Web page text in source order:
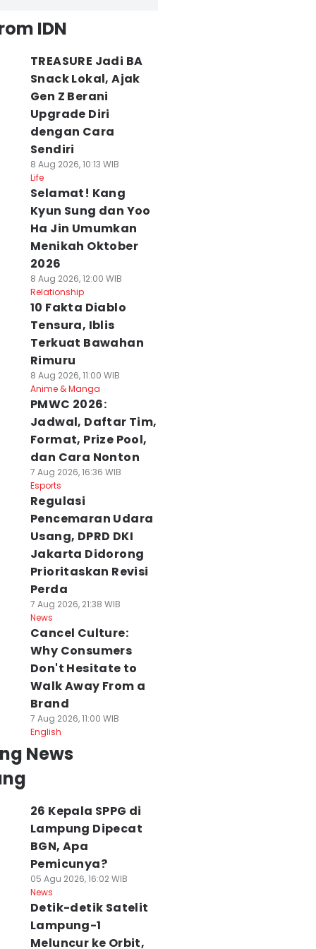
IDN
TREASURE Jadi BA
Snack Lokal, Ajak
Gen Z Berani
Upgrade Diri
dengan Cara
Sendiri
8 Aug 2026, 10:13 WIB
Life
Selamat! Kang
Kyun Sung dan Yoo
Ha Jin Umumkan
Menikah Oktober
2026
8 Aug 2026, 12:00 WIB
Relationship
10 Fakta Diablo
Tensura, Iblis
Terkuat Bawahan
Rimuru
8 Aug 2026, 11:00 WIB
Anime & Manga
PMWC 2026:
Jadwal, Daftar Tim,
Format, Prize Pool,
dan Cara Nonton
7 Aug 2026, 16:36 WIB
Esports
Regulasi
Pencemaran Udara
Usang, DPRD DKI
Jakarta Didorong
Prioritaskan Revisi
Perda
7 Aug 2026, 21:38 WIB
News
Cancel Culture:
Why Consumers
Don't Hesitate to
Walk Away From a
Brand
7 Aug 2026, 11:00 WIB
English
News
26 Kepala SPPG di
Lampung Dipecat
BGN, Apa
Pemicunya?
05 Agu 2026, 16:02 WIB
News
Detik-detik Satelit
Lampung-1
Meluncur ke Orbit,